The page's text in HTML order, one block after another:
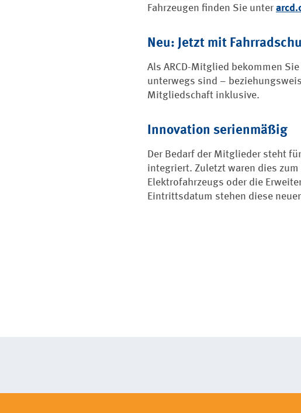
Fahrzeugen finden Sie unter
Neu: Jetzt mit
Als ARCD-Mitglied bekommen
unterwegs sind –
Mitgliedschaft inklusive.
Innovation serienmäßig
Der Bedarf der Mitglieder steht
integriert. Zuletzt waren dies
Elektrofahrzeugs oder die
Eintrittsdatum stehen diese